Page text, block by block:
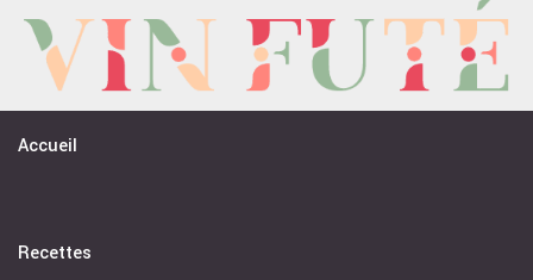
Passer
contenu
Accueil
Recettes